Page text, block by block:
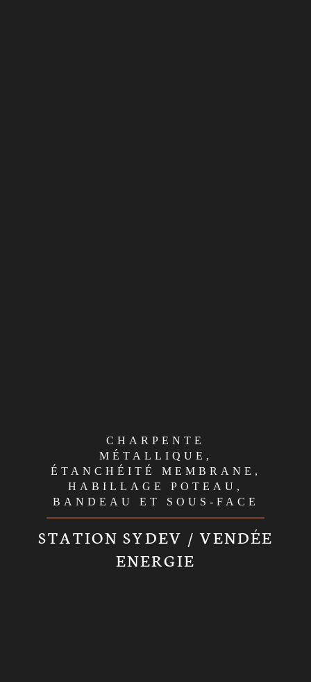
CHARPENTE
MÉTALLIQUE,
ÉTANCHÉITÉ MEMBRANE,
HABILLAGE POTEAU,
BANDEAU ET SOUS-FACE
STATION SYDEV / VENDÉE
ENERGIE